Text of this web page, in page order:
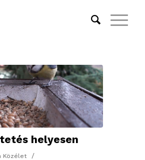
helyesen
Közélet /